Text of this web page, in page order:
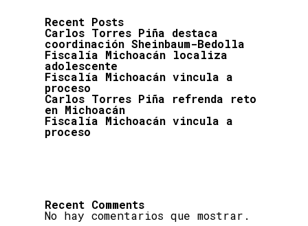
Recent Posts
Carlos Torres Piña destaca
coordinación Sheinbaum-Bedolla
Fiscalía Michoacán localiza
adolescente
Fiscalía Michoacán vincula a
proceso
Carlos Torres Piña refrenda reto
en Michoacán
Fiscalía Michoacán vincula a
proceso
Recent Comments
No hay comentarios que mostrar.